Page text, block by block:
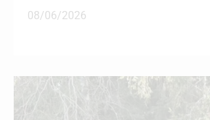
08/06/2026